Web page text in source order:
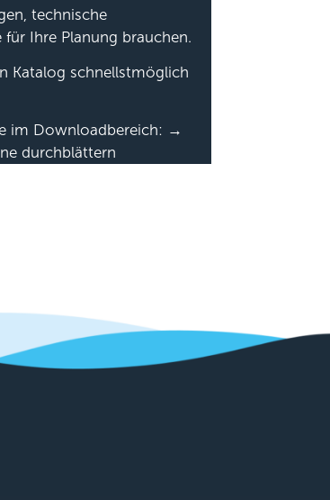
technische
Ihre Planung brauchen.
Katalog schnellstmöglich
im Downloadbereich: →
durchblättern